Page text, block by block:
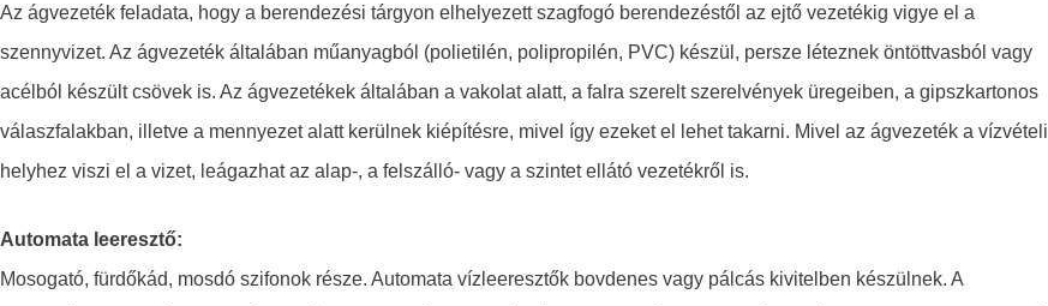
Az ágvezeték feladata, hogy a berendezési tárgyon elhelyezett szagfogó berendezéstől az ejtő vezetékig vigye el a
szennyvizet. Az ágvezeték általában műanyagból (polietilén, polipropilén, PVC) készül, persze léteznek öntöttvasból vagy
acélból készült csövek is. Az ágvezetékek általában a vakolat alatt, a falra szerelt szerelvények üregeiben, a gipszkartonos
válaszfalakban, illetve a mennyezet alatt kerülnek kiépítésre, mivel így ezeket el lehet takarni. Mivel az ágvezeték a vízvételi
helyhez viszi el a vizet, leágazhat az alap-, a felszálló- vagy a szintet ellátó vezetékről is.
Automata leeresztő:
Mosogató, fürdőkád, mosdó szifonok része. Automata vízleeresztők bovdenes vagy pálcás kivitelben készülnek. A